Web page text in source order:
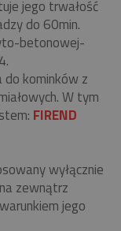
jego trwałość
do 60min.
betonowej-
kominków z
W tym
FIREND
wyłącznie
zewnątrz
jego